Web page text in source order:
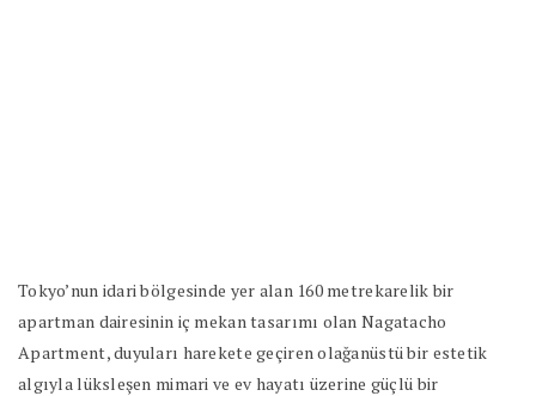
Tokyo’nun idari bölgesinde yer alan 160 metrekarelik bir
apartman dairesinin iç mekan tasarımı olan Nagatacho
Apartment, duyuları harekete geçiren olağanüstü bir estetik
algıyla lüksleşen mimari ve ev hayatı üzerine güçlü bir